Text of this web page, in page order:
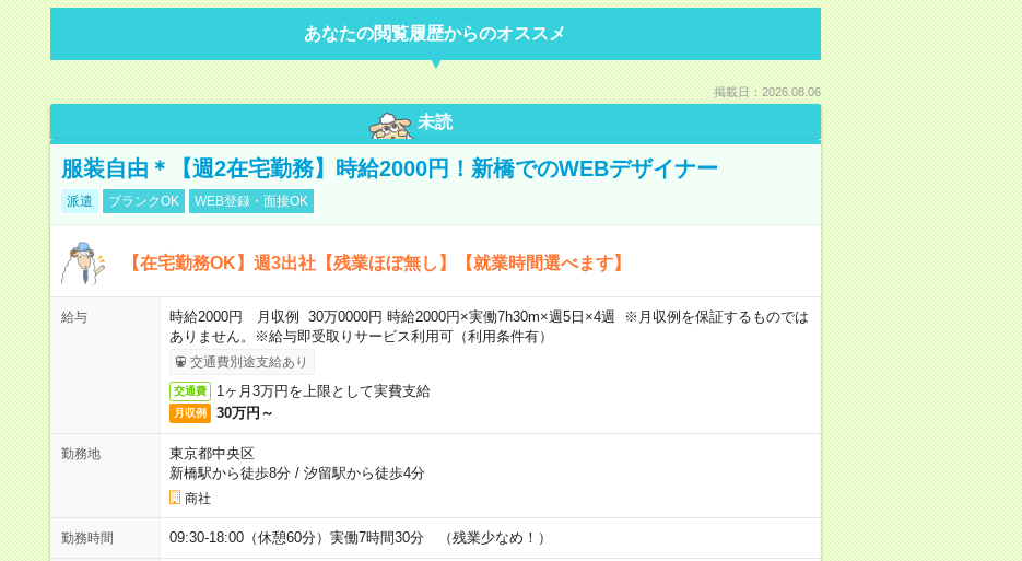
あなたの閲覧履歴からのオススメ
掲載日：2026.08.06
未読
服装自由＊【週2在宅勤務】時給2000円！新橋でのWEBデザイナー
派遣 ブランクOK WEB登録・面接OK
【在宅勤務OK】週3出社【残業ほぼ無し】【就業時間選べます】
給与
時給2000円 月収例 30万0000円 時給2000円×実働7h30m×週5日×4週 ※月収例を保証するものでは
ありません。※給与即受取りサービス利用可（利用条件有）
交通費別途支給あり
交通費 1ヶ月3万円を上限として実費支給
月収例 30万円～
勤務地
東京都中央区
新橋駅から徒歩8分/ 汐留駅から徒歩4分
商社
勤務時間 09:30-18:00（休憩60分）実働7時間30分 （残業少なめ！）